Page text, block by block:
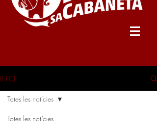
INICI
Totes les notícies
Totes les notícies